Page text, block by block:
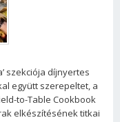
szekciója díjnyertes
együtt szerepeltet, a
to-Table Cookbook
elkészítésének titkai